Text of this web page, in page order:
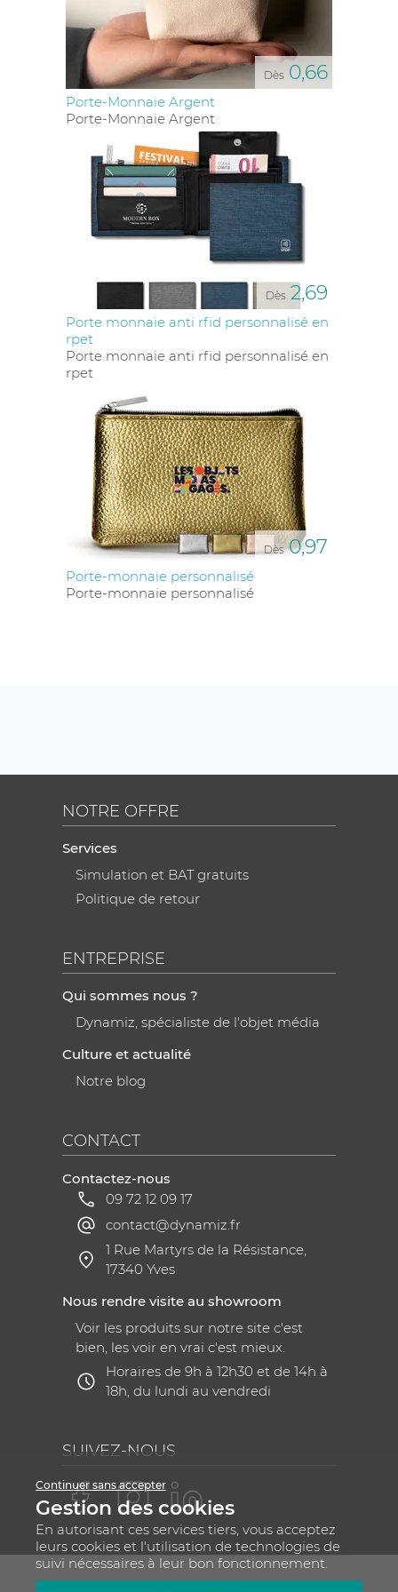
Dès 0,66
Porte-Monnaie Argent
Porte-Monnaie Argent
Dès 2,69
Porte monnaie anti rfid personnalisé en
rpet
Porte monnaie anti rfid personnalisé en
rpet
Dès 0,97
Porte-monnaie personnalisé
Porte-monnaie personnalisé
NOTRE OFFRE
Services
Simulation et BAT gratuits
Politique de retour
ENTREPRISE
Qui sommes nous ?
Dynamiz, spécialiste de l'objet média
Culture et actualité
Notre blog
CONTACT
Contactez-nous
09 72 12 09 17
contact@dynamiz.fr
1 Rue Martyrs de la Résistance,
17340 Yves
Nous rendre visite au showroom
Voir les produits sur notre site c'est
bien, les voir en vrai c'est mieux.
Horaires de 9h à 12h30 et de 14h à
18h, du lundi au vendredi
SUIVEZ-NOUS
Continuer sans accepter
Gestion des cookies
En autorisant ces services tiers, vous acceptez
leurs cookies et l'utilisation de technologies de
suivi nécessaires à leur bon fonctionnement.